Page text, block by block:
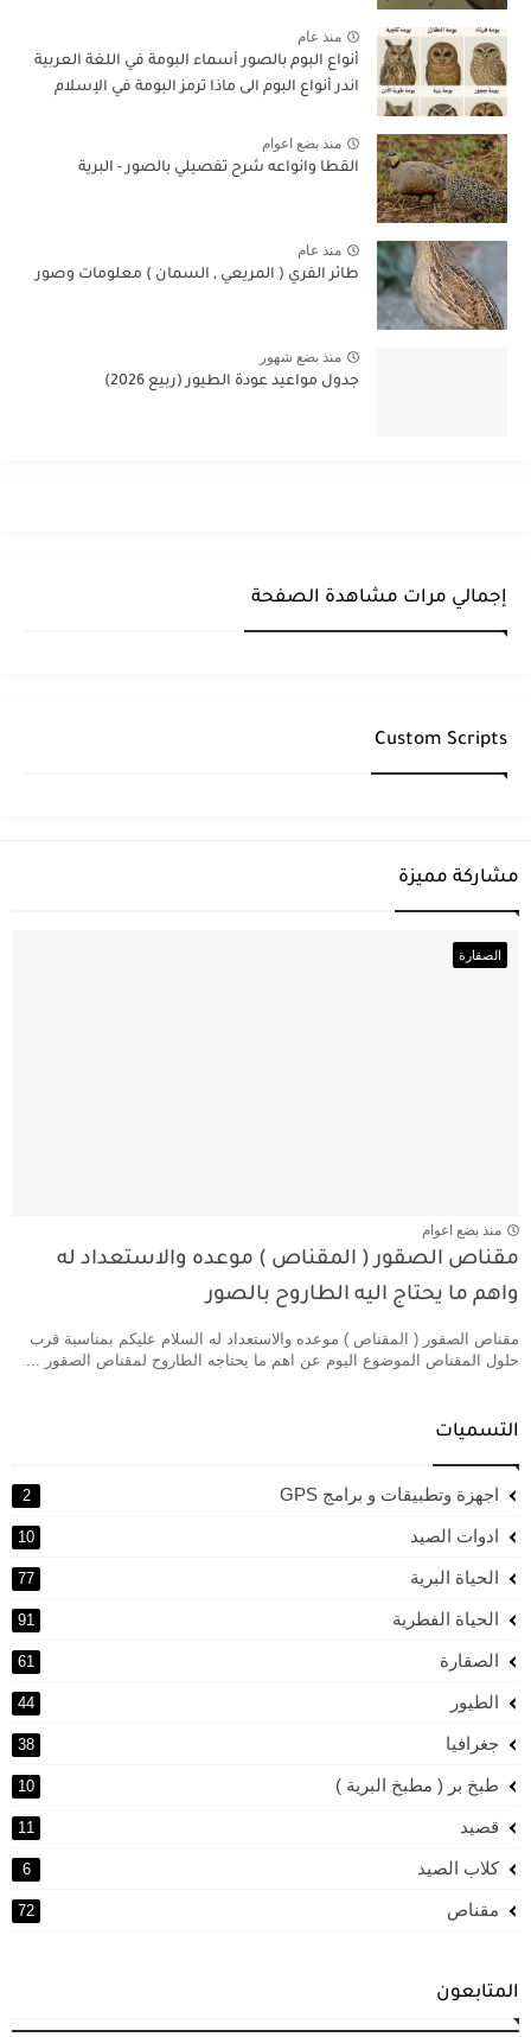
منذ عام
أنواع البوم بالصور أسماء البومة في اللغة العربية
اندر أنواع البوم الى ماذا ترمز البومة في الإسلام
منذ بضع اعوام
القطا وانواعه شرح تفصيلي بالصور - البرية
منذ عام
طائر الفري ( المريعي , السمان ) معلومات وصور
منذ بضع شهور
جدول مواعيد عودة الطيور (ربيع 2026)
إجمالي مرات مشاهدة الصفحة
Custom Scripts
مشاركة مميزة
الصقارة
منذ بضع اعوام
مقناص الصقور ( المقناص ) موعده والاستعداد له
واهم ما يحتاج اليه الطاروح بالصور
مقناص الصقور ( المقناص ) موعده والاستعداد له السلام عليكم بمناسبة قرب
حلول المقناص الموضوع اليوم عن اهم ما يحتاجه الطاروح لمقناص الصقور ...
التسميات
اجهزة وتطبيقات و برامج GPS 2
ادوات الصيد 10
الحياة البرية 77
الحياة الفطرية 91
الصقارة 61
الطيور 44
جغرافيا 38
طبخ بر ( مطبخ البرية ) 10
قصيد 11
كلاب الصيد 6
مقناص 72
المتابعون